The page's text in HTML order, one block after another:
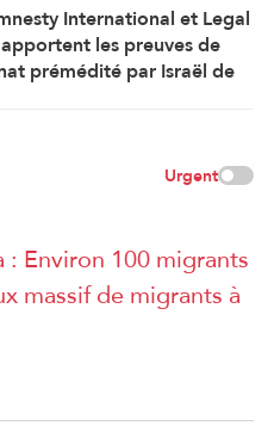
International et Legal
les preuves de
prémédité par Israël de
Urgent
Environ 100 migrants
massif de migrants à